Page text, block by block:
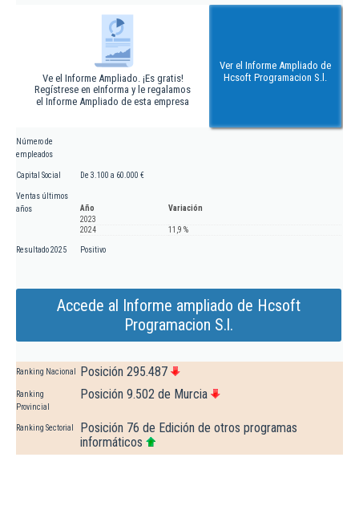
Ve el Informe Ampliado. ¡Es gratis!
Regístrese en eInforma y le regalamos
el Informe Ampliado de esta empresa
Ver el Informe Ampliado de
Hcsoft Programacion S.l.
Número de
empleados
Capital Social De 3.100 a 60.000 €
Ventas últimos
años
Año
Variación
2023
2024
11,9 %
Resultado 2025 Positivo
Accede al Informe ampliado de Hcsoft
Programacion S.l.
Ranking Nacional Posición 295.487
Ranking
Provincial
Posición 9.502 de Murcia
Ranking Sectorial
Posición 76 de Edición de otros programas
informáticos